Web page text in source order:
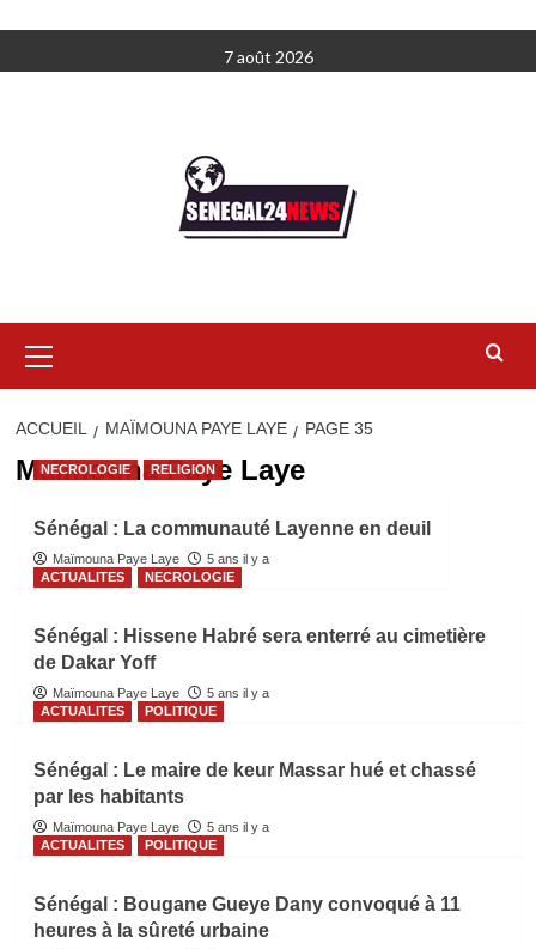
au
7 août 2026
principal
ACCUEIL MAÏMOUNA PAYE LAYE PAGE 35
Maïmouna Paye Laye
NECROLOGIE RELIGION
Sénégal : La communauté Layenne en deuil
Maïmouna Paye Laye
5 ans il y a
ACTUALITES
NECROLOGIE
Sénégal : Hissene Habré sera enterré au cimetière
de Dakar Yoff
Maïmouna Paye Laye
5 ans il y a
ACTUALITES
POLITIQUE
Sénégal : Le maire de keur Massar hué et chassé
par les habitants
Maïmouna Paye Laye
5 ans il y a
ACTUALITES
POLITIQUE
Sénégal : Bougane Gueye Dany convoqué à 11
heures à la sûreté urbaine